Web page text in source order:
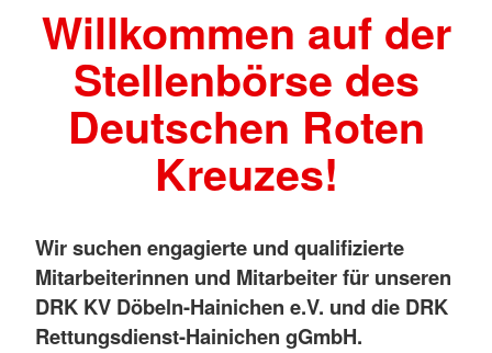
Willkommen auf der
Stellenbörse des
Deutschen Roten
Kreuzes!
Wir suchen engagierte und qualifizierte
Mitarbeiterinnen und Mitarbeiter für unseren
DRK KV Döbeln-Hainichen e.V. und die DRK
Rettungsdienst-Hainichen gGmbH.